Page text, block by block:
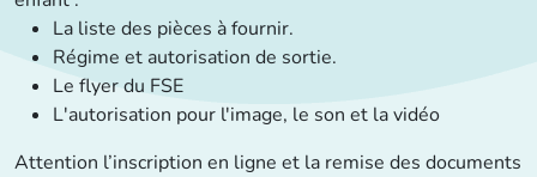
La liste des pièces à fournir.
Régime et autorisation de sortie.
Le flyer du FSE
L'autorisation pour l'image, le son et la vidéo
Attention l’inscription en ligne et la remise des documents